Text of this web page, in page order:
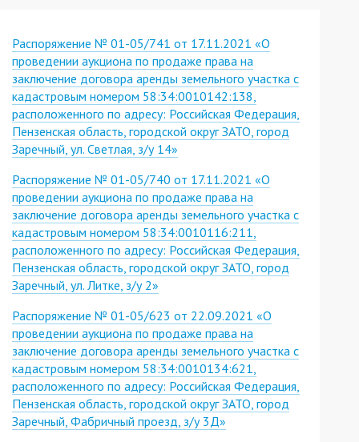
Распоряжение № 01-05/741 от 17.11.2021 «О
проведении аукциона по продаже права на
заключение договора аренды земельного участка с
кадастровым номером 58:34:0010142:138,
расположенного по адресу: Российская Федерация,
Пензенская область, городской округ ЗАТО, город
Заречный, ул. Светлая, з/у 14»
Распоряжение № 01-05/740 от 17.11.2021 «О
проведении аукциона по продаже права на
заключение договора аренды земельного участка с
кадастровым номером 58:34:0010116:211,
расположенного по адресу: Российская Федерация,
Пензенская область, городской округ ЗАТО, город
Заречный, ул. Литке, з/у 2»
Распоряжение № 01-05/623 от 22.09.2021 «О
проведении аукциона по продаже права на
заключение договора аренды земельного участка с
кадастровым номером 58:34:0010134:621,
расположенного по адресу: Российская Федерация,
Пензенская область, городской округ ЗАТО, город
Заречный, Фабричный проезд, з/у 3Д»